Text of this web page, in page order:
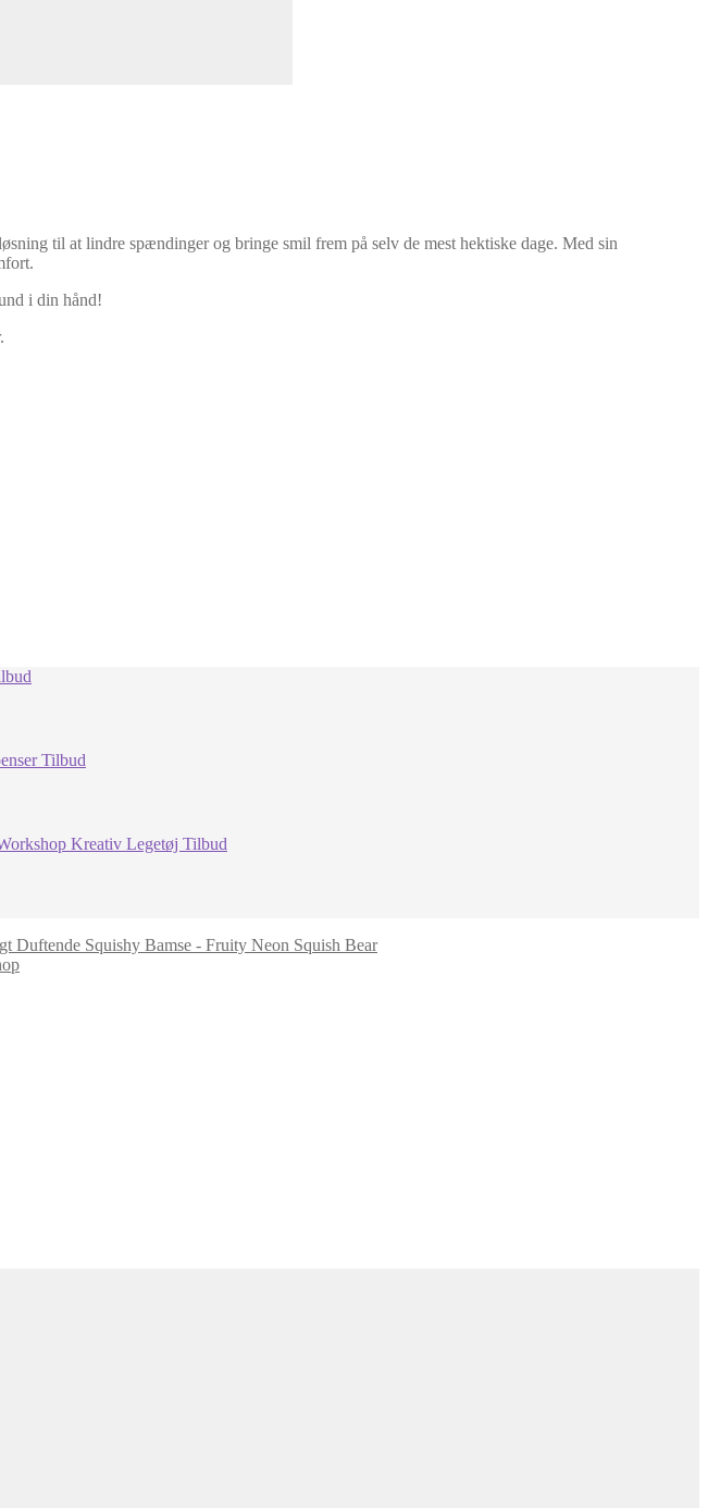
til at lindre spændinger og bringe smil frem på selv de mest hektiske dage. Med sin
i din hånd!
Duftende Squishy Bamse - Fruity Neon Squish Bear